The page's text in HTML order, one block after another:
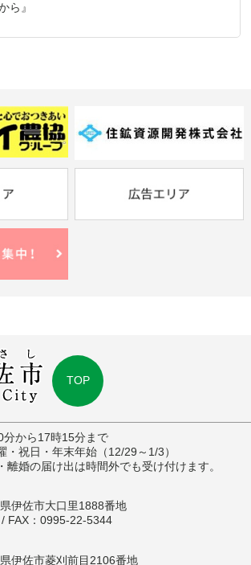
ら』
TOP
から17時15分まで
祝日・年末年始（12/29～1/3）
離婚の届け出は時間外でも受け付けます。
伊佐市大口里1888番地
FAX：0995-22-5344
伊佐市菱刈前目2106番地